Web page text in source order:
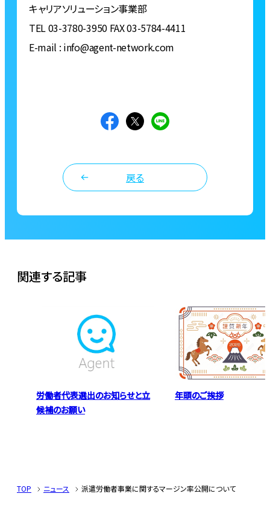
キャリアソリューション事業部
TEL 03-3780-3950 FAX 03-5784-4411
E-mail : info@agent-network.com
戻る
関連する記事
労働者代表選出のお知らせと立
候補のお願い
年頭のご挨拶
TOP ニュース 派遣労働者事業に関するマージン率公開について